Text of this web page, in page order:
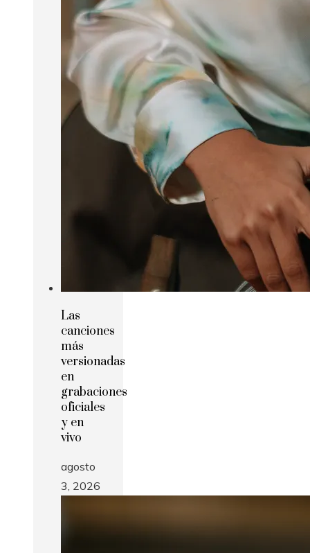
Las
canciones
más
versionadas
en
grabaciones
oficiales
y en
vivo
agosto
3, 2026